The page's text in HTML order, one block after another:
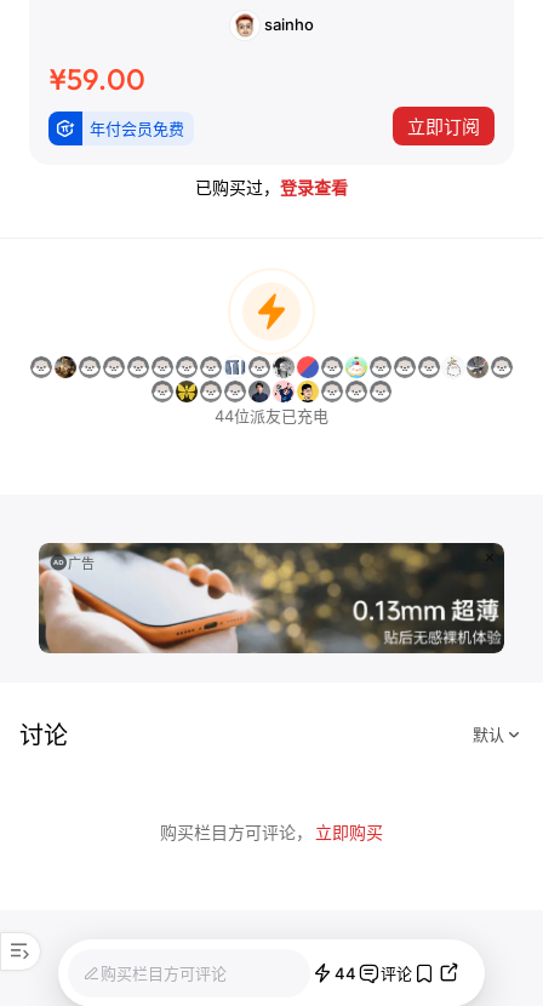
sainho
¥59.00
年付会员免费 立即订阅
已购买过， 登录查看
44位派友已充电
广告
讨论
购买栏目方可评论， 立即购买
购买栏目方可评论 44 评论